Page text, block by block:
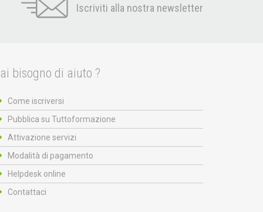
Iscriviti alla nostra newsletter
bisogno di aiuto ?
Come iscriversi
Pubblica su Tuttoformazione
Attivazione servizi
Modalità di pagamento
Helpdesk online
Contattaci